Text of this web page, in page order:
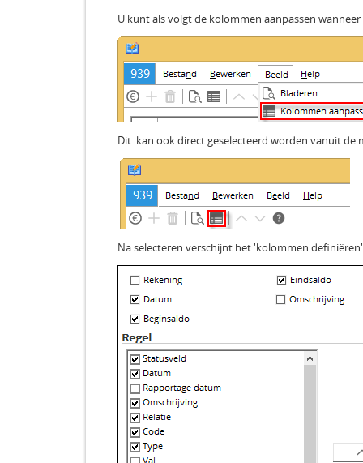
U kunt als volgt de kolommen aanpassen
Dit kan ook direct geselecteerd worden vanuit de
Na selecteren verschijnt het 'kolommen